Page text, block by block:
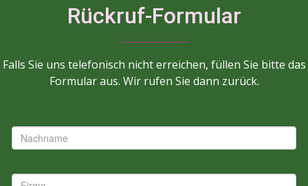
Rückruf-Formular
Falls Sie uns telefonisch nicht erreichen, füllen Sie bitte das
Formular aus. Wir rufen Sie dann zurück.